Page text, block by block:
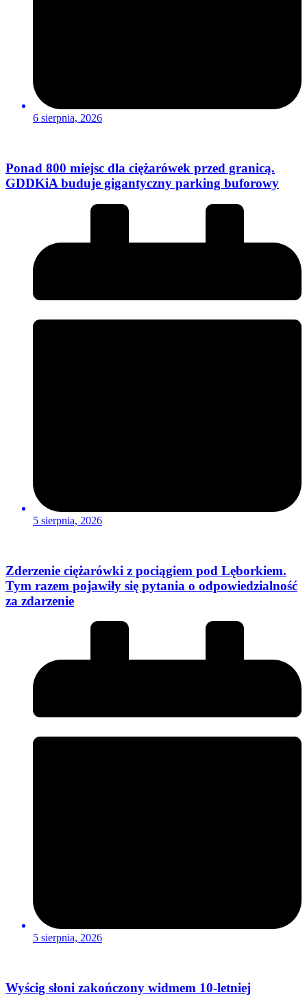
6 sierpnia, 2026
Ponad 800 miejsc dla ciężarówek przed granicą.
GDDKiA buduje gigantyczny parking buforowy
5 sierpnia, 2026
Zderzenie ciężarówki z pociągiem pod Lęborkiem.
Tym razem pojawiły się pytania o odpowiedzialność
za zdarzenie
5 sierpnia, 2026
Wyścig słoni zakończony widmem 10-letniej